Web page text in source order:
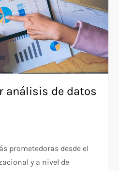
análisis de datos
prometedoras desde el
y a nivel de